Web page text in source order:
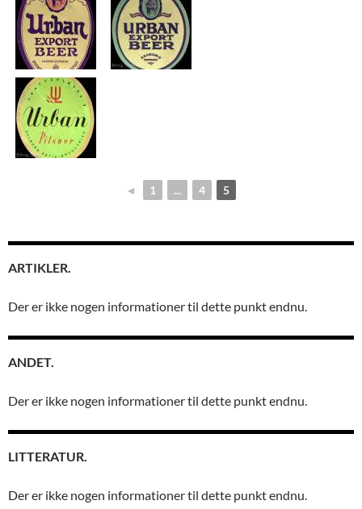
◄ 1 ... 4 5
ARTIKLER.
Der er ikke nogen informationer til dette punkt endnu.
ANDET.
Der er ikke nogen informationer til dette punkt endnu.
LITTERATUR.
Der er ikke nogen informationer til dette punkt endnu.